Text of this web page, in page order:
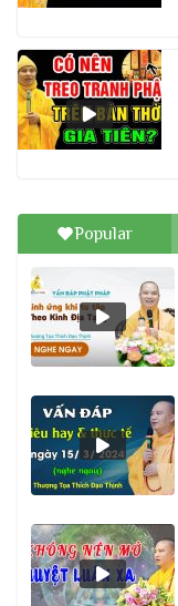
Popular